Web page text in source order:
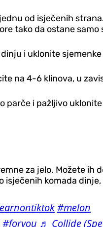
od isječenih
tako da ostane samo
i uklonite
na 4-6 klinova, u
parče i pažljivo
za jelo. Možete
isječenih komada
#melon
#foryou ♬ Collide